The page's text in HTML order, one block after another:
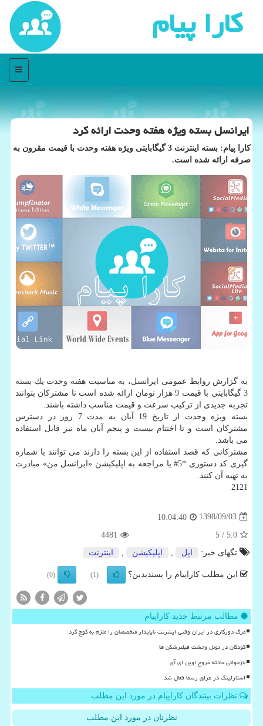
كارا پیام
منو
ایرانسل بسته ویژه هفته وحدت ارائه كرد
كارا پیام: بسته اینترنت 3 گیگابایتی ویژه هفته وحدت با قیمت مقرون به
صرفه ارائه شده است.
به گزارش روابط عمومی ایرانسل، به مناسبت هفته وحدت یك بسته
3 گیگابایتی با قیمت 9 هزار تومان ارائه شده است تا مشتركان بتوانند
تجربه جدیدی از تركیب سرعت و قیمت مناسب داشته باشند.
بسته ویژه وحدت از تاریخ 19 آبان به مدت 7 روز در دسترس
مشتركان است و تا اختتام بیست و پنجم آبان ماه نیز قابل استفاده
می باشد.
مشتركانی كه قصد استفاده از این بسته را دارند می توانند با شماره
گیری كد دستوری *5# یا مراجعه به اپلیكیشن «ایرانسل من» مبادرت
به تهیه آن كنند.
2121
1398/09/03
10:04:40
5.0
/ 5
4481
تگهای خبر:
اپل اپلیكیشن اینترنت
این مطلب کاراپیام را پسندیدین؟ (1)
(0)
مطالب مرتبط جدید کاراپیام
مرگ دورکاری در ایران وقتی اینترنت ناپایدار متخصصان را ملزم به کوچ کرد
کودکان در تونل وحشت فیلترشکن ها
بازخوانی حادثه خروج اوپن ای آی
استارلینک در عراق رسما فعال شد
نظرات بینندگان کاراپیام در مورد این مطلب
نظرتان در مورد این مطلب